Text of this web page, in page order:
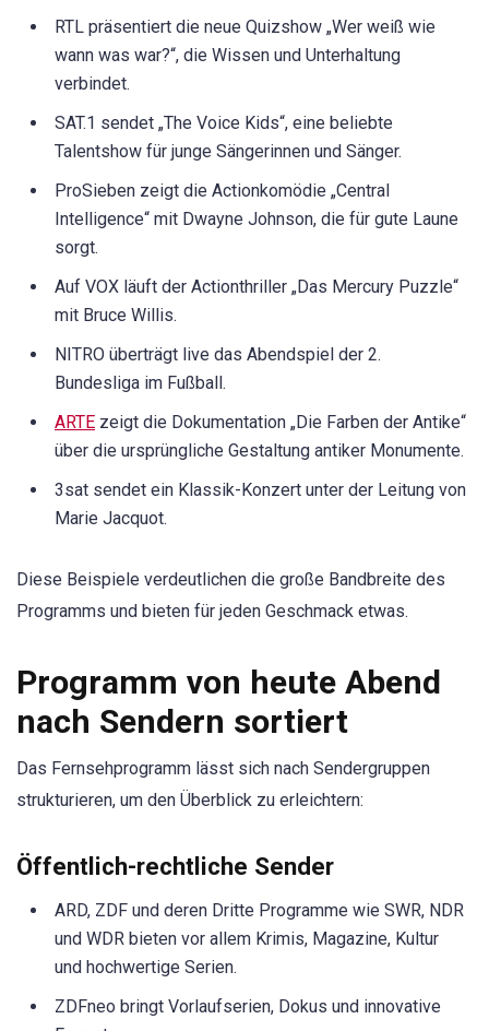
RTL präsentiert die neue Quizshow „Wer weiß wie
wann was war?“, die Wissen und Unterhaltung
verbindet.
SAT.1 sendet „The Voice Kids“, eine beliebte
Talentshow für junge Sängerinnen und Sänger.
ProSieben zeigt die Actionkomödie „Central
Intelligence“ mit Dwayne Johnson, die für gute Laune
sorgt.
Auf VOX läuft der Actionthriller „Das Mercury Puzzle“
mit Bruce Willis.
NITRO überträgt live das Abendspiel der 2.
Bundesliga im Fußball.
ARTE zeigt die Dokumentation „Die Farben der Antike“
über die ursprüngliche Gestaltung antiker Monumente.
3sat sendet ein Klassik-Konzert unter der Leitung von
Marie Jacquot.
Diese Beispiele verdeutlichen die große Bandbreite des
Programms und bieten für jeden Geschmack etwas.
Programm von heute Abend
nach Sendern sortiert
Das Fernsehprogramm lässt sich nach Sendergruppen
strukturieren, um den Überblick zu erleichtern:
Öffentlich-rechtliche Sender
ARD, ZDF und deren Dritte Programme wie SWR, NDR
und WDR bieten vor allem Krimis, Magazine, Kultur
und hochwertige Serien.
ZDFneo bringt Vorlaufserien, Dokus und innovative